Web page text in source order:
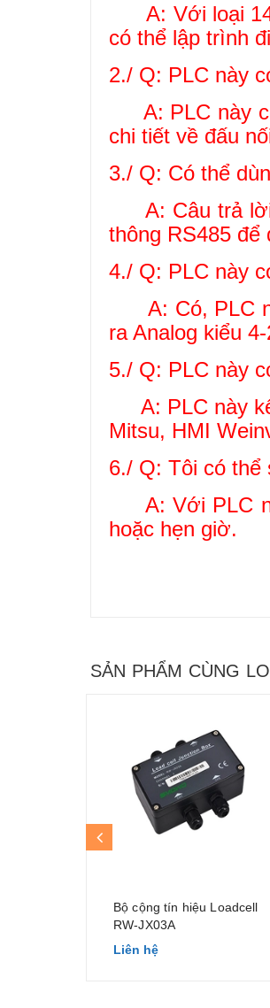
A: Với loại
có thể lập trình
2./ Q: PLC này
A: PLC này có
chi tiết về đấu
3./ Q: Có thể
A: Câu trả lời
thông RS485 để
4./ Q: PLC này
A: Có, PLC
ra Analog kiểu
5./ Q: PLC này
A: PLC này
Mitsu, HMI
6./ Q: Tôi có thể
A: Với PLC
hoặc hẹn giờ.
SẢN PHẨM CÙNG
Bộ cộng tín hiệu Loadcell
RW-JX03A
Liên hệ